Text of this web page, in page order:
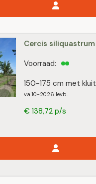
Cercis siliquastrum
150-175 cm met kluit
va.10-2026 levb.
Voorraad:
€ 138,72 p/s